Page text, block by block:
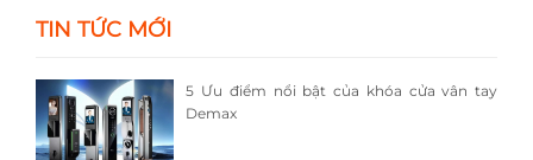
TIN TỨC MỚI
5 Ưu điểm nổi bật của khóa cửa vân tay
Demax